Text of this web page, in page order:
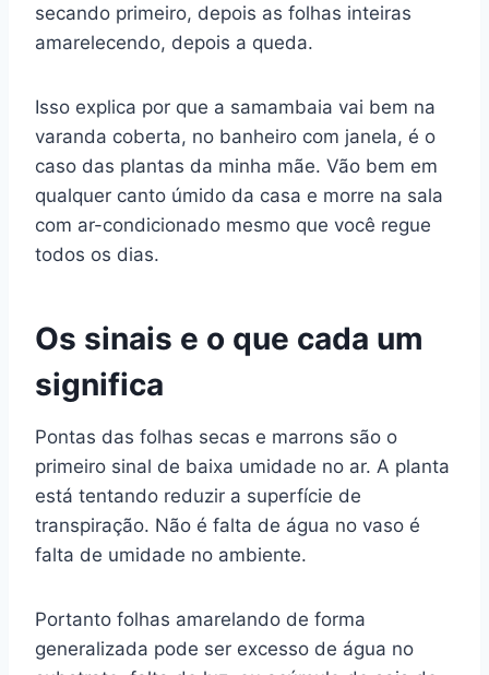
secando primeiro, depois as folhas inteiras
amarelecendo, depois a queda.
Isso explica por que a samambaia vai bem na
varanda coberta, no banheiro com janela, é o
caso das plantas da minha mãe. Vão bem em
qualquer canto úmido da casa e morre na sala
com ar-condicionado mesmo que você regue
todos os dias.
Os sinais e o que cada um
significa
Pontas das folhas secas e marrons são o
primeiro sinal de baixa umidade no ar. A planta
está tentando reduzir a superfície de
transpiração. Não é falta de água no vaso é
falta de umidade no ambiente.
Portanto folhas amarelando de forma
generalizada pode ser excesso de água no